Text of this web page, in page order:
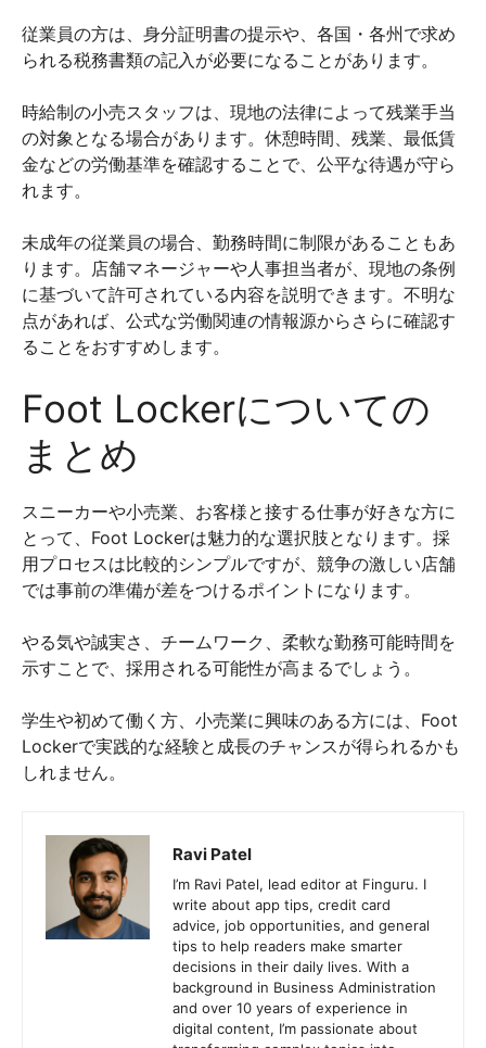
従業員の方は、身分証明書の提示や、各国・各州で求め
られる税務書類の記入が必要になることがあります。
時給制の小売スタッフは、現地の法律によって残業手当
の対象となる場合があります。休憩時間、残業、最低賃
金などの労働基準を確認することで、公平な待遇が守ら
れます。
未成年の従業員の場合、勤務時間に制限があることもあ
ります。店舗マネージャーや人事担当者が、現地の条例
に基づいて許可されている内容を説明できます。不明な
点があれば、公式な労働関連の情報源からさらに確認す
ることをおすすめします。
Foot Lockerについての
まとめ
スニーカーや小売業、お客様と接する仕事が好きな方に
とって、Foot Lockerは魅力的な選択肢となります。採
用プロセスは比較的シンプルですが、競争の激しい店舗
では事前の準備が差をつけるポイントになります。
やる気や誠実さ、チームワーク、柔軟な勤務可能時間を
示すことで、採用される可能性が高まるでしょう。
学生や初めて働く方、小売業に興味のある方には、Foot
Lockerで実践的な経験と成長のチャンスが得られるかも
しれません。
Ravi Patel
I’m Ravi Patel, lead editor at Finguru. I
write about app tips, credit card
advice, job opportunities, and general
tips to help readers make smarter
decisions in their daily lives. With a
background in Business Administration
and over 10 years of experience in
digital content, I’m passionate about